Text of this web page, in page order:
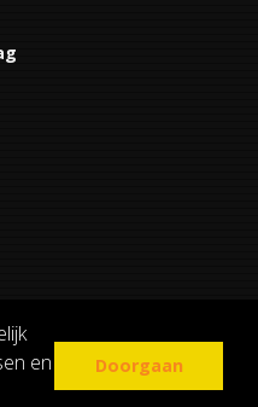
en
Doorgaan